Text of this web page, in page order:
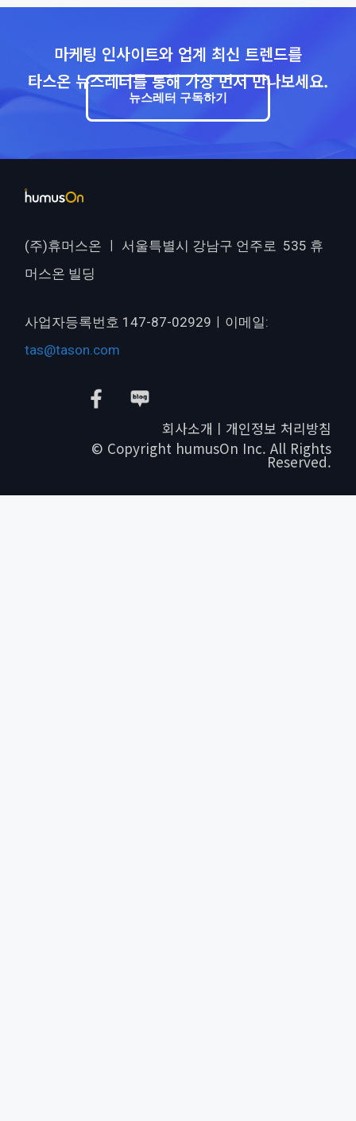
마케팅 인사이트와 업계 최신 트렌드를
타스온 뉴스레터를 통해 가장 먼저 만나보세요.
뉴스레터 구독하기
(주)휴머스온 ㅣ 서울특별시 강남구 언주로 535 휴
머스온 빌딩
사업자등록번호 147-87-02929ㅣ이메일:
tas@tason.com
회사소개ㅣ개인정보 처리방침
© Copyright humusOn Inc. All Rights
Reserved.